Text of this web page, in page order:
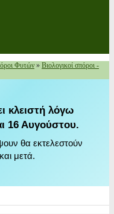
Φυτών » Βιολογικοί σπόροι -
κλειστή λόγω
16 Αυγούστου.
θα εκτελεστούν
μετά.